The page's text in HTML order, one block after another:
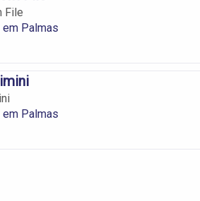
File
Palmas
Palmas